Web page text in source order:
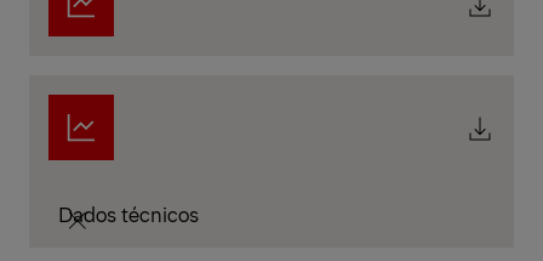
Dados técnicos